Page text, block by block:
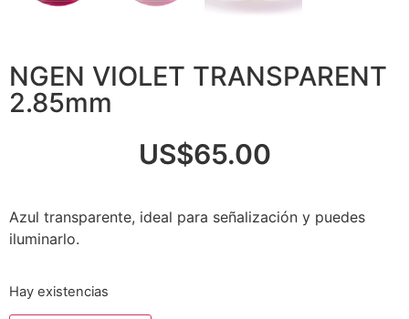
NGEN VIOLET TRANSPARENT
2.85mm
US$65.00
Azul transparente, ideal para señalización y puedes
iluminarlo.
Hay existencias